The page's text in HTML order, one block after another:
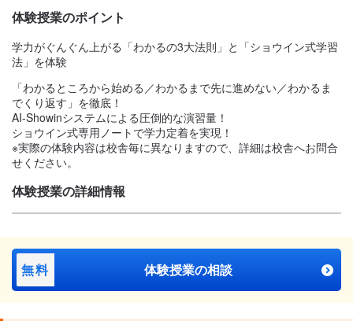
体験授業のポイント
学力がぐんぐん上がる「わかるの3大法則」と「ショウイン式学習
法」を体験
「わかるところから始める／わかるまで先に進めない／わかるま
でくり返す」を徹底！
AI-Showinシステムによる圧倒的な演習量！
ショウイン式専用ノートで学力定着を実現！
※実際の体験内容は校舎毎に異なりますので、詳細は校舎へお問合
せください。
体験授業の詳細情報
無料 体験授業の相談